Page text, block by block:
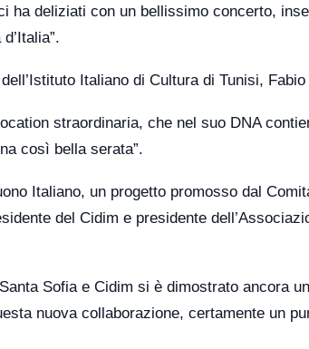
ha deliziati con un bellissimo concerto,
Italiano di Cultura di Tunisi,
straordinaria, che nel suo DNA
così bella serata”.
Italiano, un progetto promosso dal
del Cidim e presidente
Sofia e Cidim si è dimostrato ancora
nuova collaborazione, certamente un